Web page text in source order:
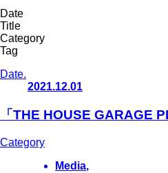
Date
Title
Category
Tag
Date.
2021.12.01
「THE HOUSE GARAGE
Category
Media,